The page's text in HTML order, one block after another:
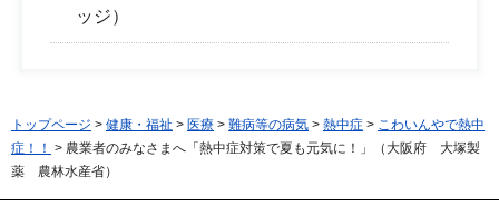
ッジ）
トップページ > 健康・福祉 > 医療 > 難病等の病気 > 熱中症 > こわいんやで熱中
症！！ > 農業者のみなさまへ「熱中症対策で夏も元気に！」（大阪府 大塚製
薬 農林水産省）